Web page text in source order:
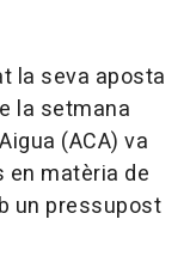
la seva aposta
la setmana
(ACA) va
matèria de
un pressupost